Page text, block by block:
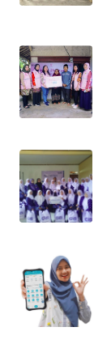
WN
JAKARTA
JABAR
WN
BANTEN
NTT
WN